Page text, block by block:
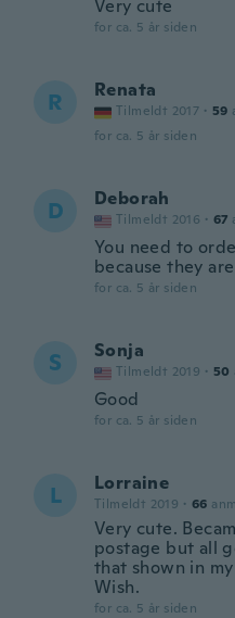
Very cute
for ca. 5 år siden
R Renata
Tilmeldt 2017 · 59
for ca. 5 år siden
D Deborah
Tilmeldt 2016 · 67
You need to
because they
for ca. 5 år siden
S Sonja
Tilmeldt 2019 · 50
Good
for ca. 5 år siden
L Lorraine
Tilmeldt 2019 · 66
Very cute.
postage but all
that shown in
Wish.
for ca. 5 år siden